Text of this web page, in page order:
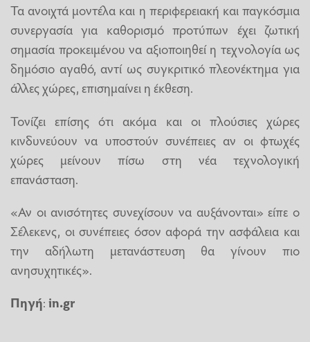
Τα ανοιχτά μοντέλα και η περιφερειακή και παγκόσμια
συνεργασία για καθορισμό προτύπων έχει ζωτική
σημασία προκειμένου να αξιοποιηθεί η τεχνολογία ως
δημόσιο αγαθό, αντί ως συγκριτικό πλεονέκτημα για
άλλες χώρες, επισημαίνει η έκθεση.
Τονίζει επίσης ότι ακόμα και οι πλούσιες χώρες
κινδυνεύουν να υποστούν συνέπειες αν οι φτωχές
χώρες μείνουν πίσω στη νέα τεχνολογική
επανάσταση.
«Αν οι ανισότητες συνεχίσουν να αυξάνονται» είπε ο
Σέλεκενς, οι συνέπειες όσον αφορά την ασφάλεια και
την αδήλωτη μετανάστευση θα γίνουν πιο
ανησυχητικές».
Πηγή:in.gr